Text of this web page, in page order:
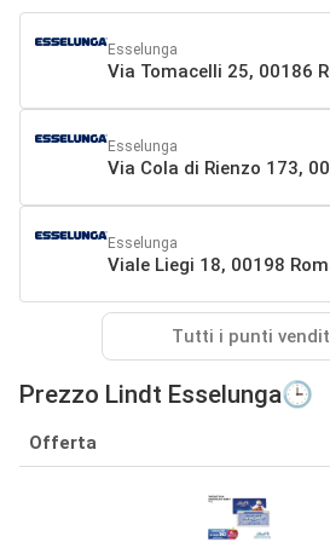
Esselunga
Via Tomacelli 25, 00186
Esselunga
Via Cola di Rienzo 173,
Esselunga
Viale Liegi 18, 00198
Tutti i punti
Prezzo Lindt Esselunga🕒
Offerta